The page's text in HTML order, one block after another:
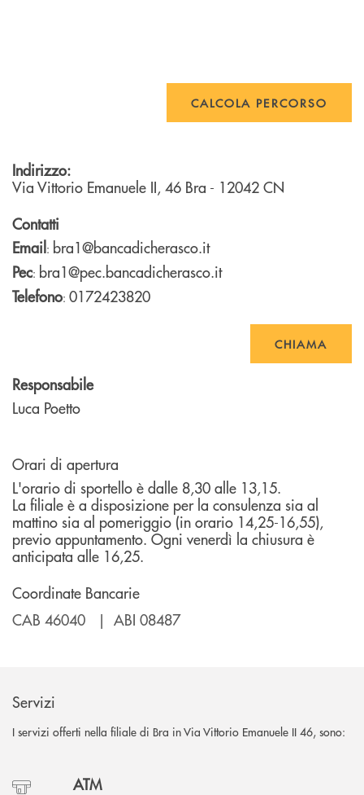
CALCOLA PERCORSO
Indirizzo:
Via Vittorio Emanuele II, 46 Bra - 12042 CN
Contatti
Email: bra1@bancadicherasco.it
Pec: bra1@pec.bancadicherasco.it
Telefono: 0172423820
CHIAMA
Responsabile
Luca Poetto
Orari di apertura
L'orario di sportello è dalle 8,30 alle 13,15.
La filiale è a disposizione per la consulenza sia al
mattino sia al pomeriggio (in orario 14,25-16,55),
previo appuntamento. Ogni venerdì la chiusura è
anticipata alle 16,25.
Coordinate Bancarie
CAB 46040 | ABI 08487
Servizi
I servizi offerti nella filiale di Bra in Via Vittorio Emanuele II 46, sono:
ATM